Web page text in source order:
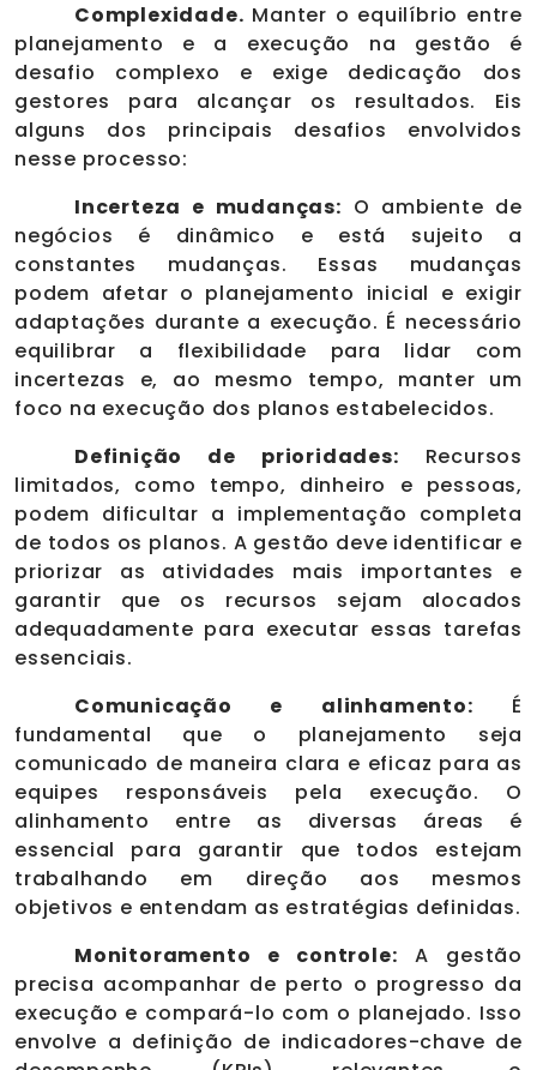
Complexidade. Manter o equilíbrio entre
planejamento e a execução na gestão é
desafio complexo e exige dedicação dos
gestores para alcançar os resultados. Eis
alguns dos principais desafios envolvidos
nesse processo:
Incerteza e mudanças: O ambiente de
negócios é dinâmico e está sujeito a
constantes mudanças. Essas mudanças
podem afetar o planejamento inicial e exigir
adaptações durante a execução. É necessário
equilibrar a flexibilidade para lidar com
incertezas e, ao mesmo tempo, manter um
foco na execução dos planos estabelecidos.
Definição de prioridades: Recursos
limitados, como tempo, dinheiro e pessoas,
podem dificultar a implementação completa
de todos os planos. A gestão deve identificar e
priorizar as atividades mais importantes e
garantir que os recursos sejam alocados
adequadamente para executar essas tarefas
essenciais.
Comunicação e alinhamento: É
fundamental que o planejamento seja
comunicado de maneira clara e eficaz para as
equipes responsáveis pela execução. O
alinhamento entre as diversas áreas é
essencial para garantir que todos estejam
trabalhando em direção aos mesmos
objetivos e entendam as estratégias definidas.
Monitoramento e controle: A gestão
precisa acompanhar de perto o progresso da
execução e compará-lo com o planejado. Isso
envolve a definição de indicadores-chave de